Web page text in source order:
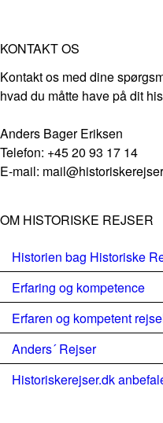
KONTAKT OS
Kontakt os med dine
hvad du måtte have på dit
Anders Bager Eriksen
Telefon: +45 20 93 17 14
E-mail:
OM HISTORISKE REJSER
Historien bag Historiske
Erfaring og kompetence
Erfaren og kompetent
Anders´ Rejser
Historiskerejser.dk